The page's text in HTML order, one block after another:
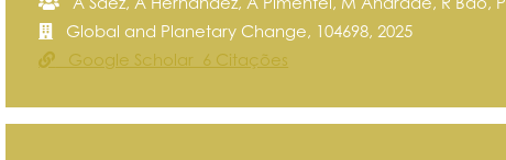
Global and Planetary Change, 104698, 2025
Google Scholar 6 Citações